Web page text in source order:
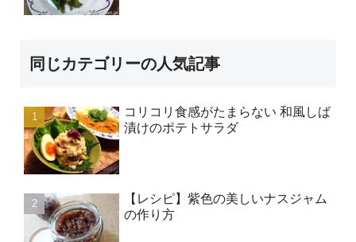
同じカテゴリーの人気記事
コリコリ食感がたまらない 和風しば
漬けのポテトサラダ
【レシピ】紫色の美しいナスジャム
の作り方